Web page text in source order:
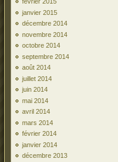
janvier 2015
décembre 2014
novembre 2014
octobre 2014
septembre 2014
août 2014
juillet 2014
juin 2014
mai 2014
avril 2014
mars 2014
février 2014
janvier 2014
décembre 2013